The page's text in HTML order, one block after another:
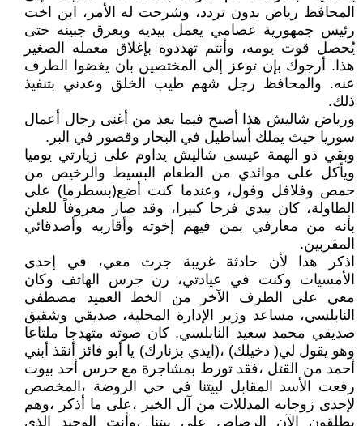
المحافظ رياض بدون تردد، وشرحت له الأمر، ابن اخت
رئيس جمهورية عصامي يعمل بيديه وبعرق جبينه حتى
يُحصل قوت يومه، وأنتم تهددوه بإغلاق معمله الصغير
هذا. أرجوك بإن توعز إلى المختصين بان يغضوا الطرف
عنه. والمحافظ رجل شهم طيب الخلق وعدني بتنفيذ
ذلك.
ورياض شاليش هذا أصبح فيما بعد من أغنى رجال أعمال
سوريا حيث يملك أساطيل في البحار وقصور في البر.
وبقي ذو الهمة عيسى شاليش يداوم على زيارتي يوميا
ويأكل على موائدي من الطعام البسيط والرخيص من
حمص وفلافل وفول، وعندما كنت أضع(بسطرما) على
الطاولة، كان يبدي فرحا كبيرا، وقد صار معروفاً للعلن
بأنه من معارفي بمن فيهم إخوته وأقاربه وأصدقائي
المقربين.
اذكر هذا لأن حادثة غريبة جرت معي، في إحدى
الأمسيات وكنت في عيادتي، رن جرس الهاتف وكان
معي على الطرف الآخر من الخط العميد مصطفى
النابلسي، مساعد وزير الإدارة المحلية، صديقي وشقيق
صديقي محمد سعيد النابلسي. كان صوته متهدجا ملتاعا
وهو يقول لي( دخيلك) ،(ايدي بزنارك) يا أبو فائز أنقذ أبني
أحمد من القتل ،فقد تورط بمشاجرة مع حرس أحد بيوت
رفعت الأسد المقابل لبيتنا في حي الروضة ،المخصص
لإحدى زوجاته المدللات من آل الخير ،على ما أذكر ،وهم
يطلقون الآن الرصاص على بيتنا ،وأنت الوحيد الذي